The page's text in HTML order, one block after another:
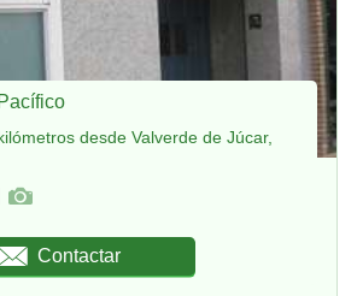
desde Valverde de Júcar,
Contactar